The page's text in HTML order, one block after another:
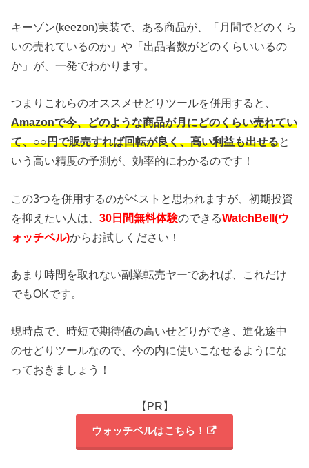
キーゾン(keezon)実装で、ある商品が、「月間でどのくら
いの売れているのか」や「出品者数がどのくらいいるの
か」が、一発でわかります。
つまりこれらのオススメせどりツールを併用すると、
Amazonで今、どのような商品が月にどのくらい売れてい
て、○○円で販売すれば回転が良く、高い利益も出せると
いう高い精度の予測が、効率的にわかるのです！
この3つを併用するのがベストと思われますが、初期投資
を抑えたい人は、30日間無料体験のできるWatchBell(ウ
ォッチベル)からお試しください！
あまり時間を取れない副業転売ヤーであれば、これだけ
でもOKです。
現時点で、時短で期待値の高いせどりができ、進化途中
のせどりツールなので、今の内に使いこなせるようにな
っておきましょう！
【PR】
ウォッチベルはこちら！